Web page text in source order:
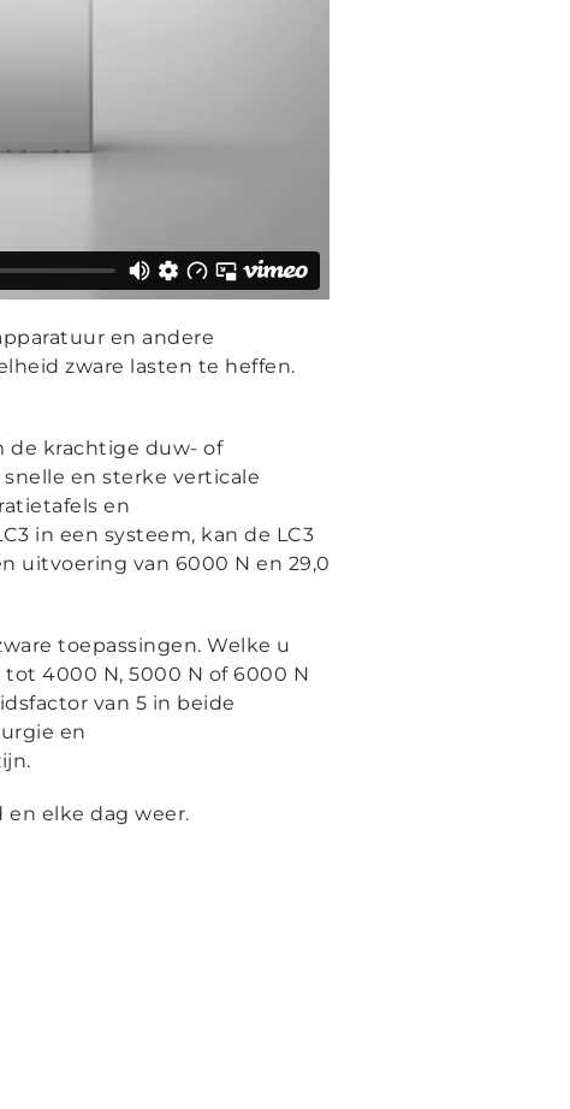
en andere
zware lasten te heffen.
de krachtige duw- of
en sterke verticale
en
in een systeem, kan de LC3
uitvoering van 6000 N en 29,0
toepassingen. Welke u
4000 N, 5000 N of 6000 N
van 5 in beide
en
elke dag weer.